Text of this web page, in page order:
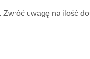
uwagę na ilość